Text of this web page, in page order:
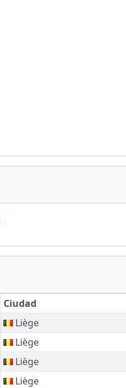
Ciudad
Liège
Liège
Liège
Liège